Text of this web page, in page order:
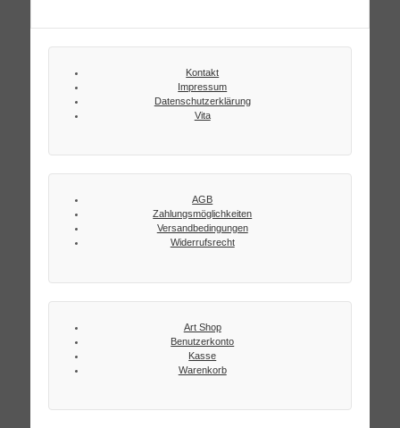
Kontakt
Impressum
Datenschutzerklärung
Vita
AGB
Zahlungsmöglichkeiten
Versandbedingungen
Widerrufsrecht
Art Shop
Benutzerkonto
Kasse
Warenkorb